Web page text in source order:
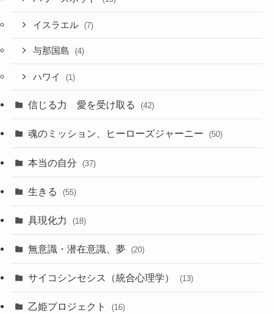
イスラエル (7)
与那国島 (4)
ハワイ (1)
信じる力 愛を受け取る (42)
魂のミッション、ヒーローズジャーニー (50)
本当の自分 (37)
生きる (55)
具現化力 (18)
無意識・潜在意識、夢 (20)
サイコシンセシス（統合心理学） (13)
乙姫プロジェクト (16)